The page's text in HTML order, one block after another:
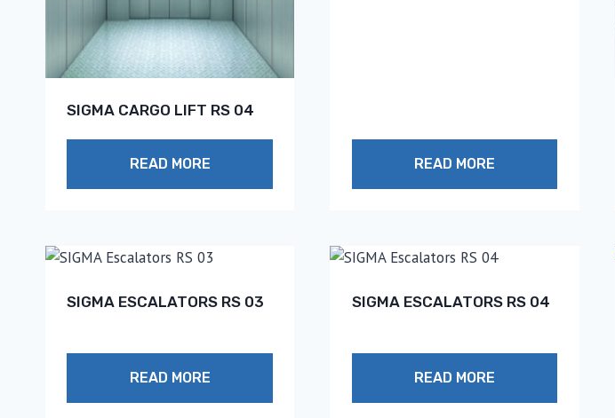
SIGMA CARGO LIFT RS 04
READ MORE READ MORE
SIGMA ESCALATORS RS 03
READ MORE
SIGMA ESCALATORS RS 04
READ MORE